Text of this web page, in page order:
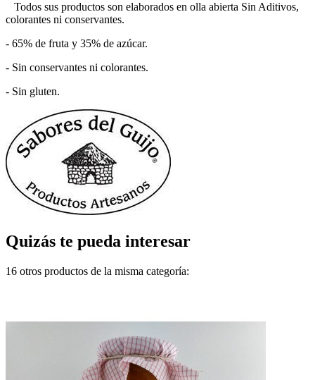
Todos sus productos son elaborados en olla abierta Sin Aditivos,
colorantes ni conservantes.
- 65% de fruta y 35% de azúcar.
- Sin conservantes ni colorantes.
- Sin gluten.
Quizás te pueda interesar
16 otros productos de la misma categoría: